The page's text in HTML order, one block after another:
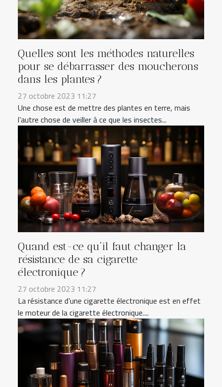
Quelles sont les méthodes naturelles
pour se débarrasser des moucherons
dans les plantes ?
27 octobre 2023 11:27
Une chose est de mettre des plantes en terre, mais
l’autre chose de veiller à ce que les insectes...
Quand est-ce qu’il faut changer la
résistance de sa cigarette
électronique ?
27 octobre 2023 11:27
La résistance d’une cigarette électronique est en effet
le moteur de la cigarette électronique....